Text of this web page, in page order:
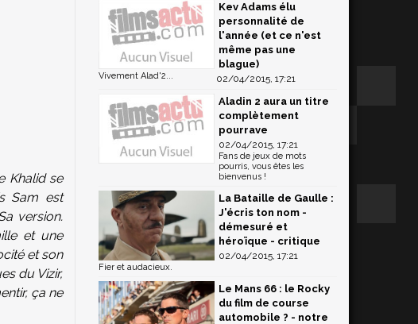
Khalid se
Sam est
version.
et une
et son
du Vizir,
ça ne
Kev Adams élu
personnalité de
l'année (et ce n'est
même pas une
blague)
02/04/2015, 17:21
Vivement Alad'2...
Aladin 2 aura un titre
complètement
pourrave
02/04/2015, 17:21
Fans de jeux de mots
pourris, vous êtes les
bienvenus !
La Bataille de Gaulle :
J'écris ton nom -
démesuré et
héroïque - critique
02/04/2015, 17:21
Fier et audacieux.
Le Mans 66 : le Rocky
du film de course
automobile ? - notre